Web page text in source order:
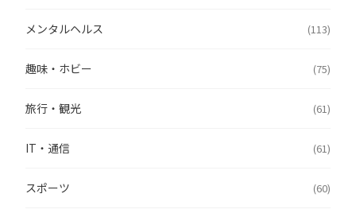
メンタルヘルス (113)
趣味・ホビー (75)
旅行・観光 (61)
IT・通信 (61)
スポーツ (60)